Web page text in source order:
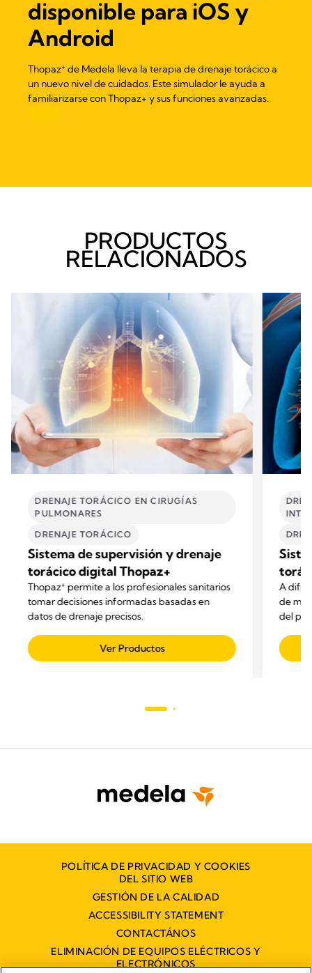
disponible para iOS y
Android
Thopaz+ de Medela lleva la terapia de drenaje torácico a
un nuevo nivel de cuidados. Este simulador le ayuda a
familiarizarse con Thopaz+ y sus funciones avanzadas.
PRODUCTOS
RELACIONADOS
DRENAJE TORÁCICO EN CIRUGÍAS
PULMONARES
DRENAJE TORÁCICO
Sistema de supervisión y drenaje
torácico digital Thopaz+
Thopaz+ permite a los profesionales sanitarios
tomar decisiones informadas basadas en
datos de drenaje precisos.
Ver Productos
A
de
del
POLÍTICA DE PRIVACIDAD Y COOKIES
DEL SITIO WEB
GESTIÓN DE LA CALIDAD
ACCESSIBILITY STATEMENT
CONTACTÁNOS
ELIMINACIÓN DE EQUIPOS ELÉCTRICOS Y
ELECTRÓNICOS